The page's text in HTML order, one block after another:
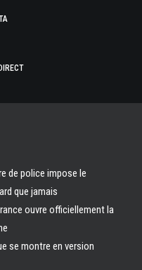
de police impose le
que jamais
ouvre officiellement la
se montre en version